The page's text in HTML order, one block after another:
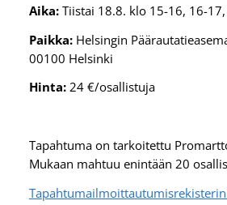
Aika:Tiistai 18.8. klo 15-16, 16-
Paikka:Helsingin
00100 Helsinki
Hinta:24 €/osallistuja
Tapahtuma on tarkoitettu
Mukaan mahtuu enintään 20